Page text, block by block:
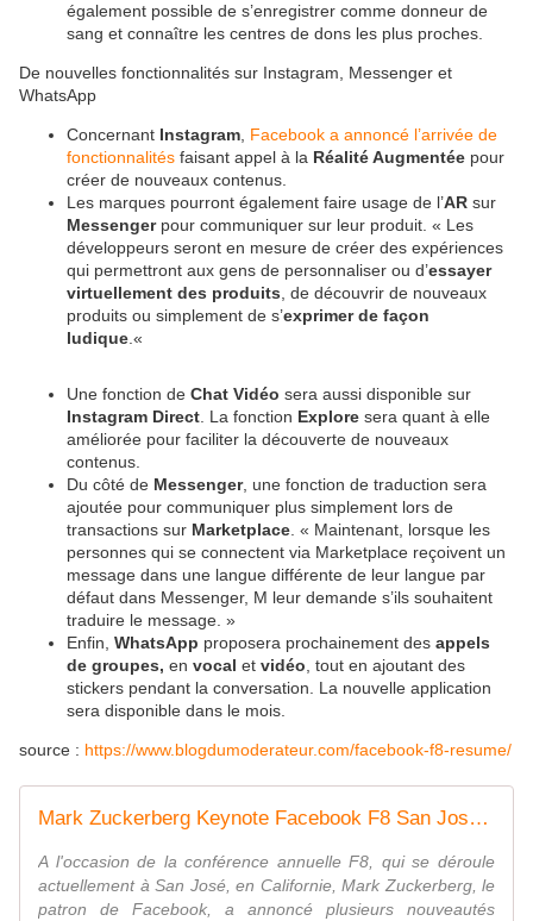
également possible de s’enregistrer comme donneur de
sang et connaître les centres de dons les plus proches.
De nouvelles fonctionnalités sur Instagram, Messenger et
WhatsApp
Concernant Instagram Facebook a annoncé l’arrivée de
fonctionnalités faisant appel à la Réalité Augmentée pour
créer de nouveaux contenus.
Les marques pourront également faire usage de l’AR sur
Messenger pour communiquer sur leur produit. « Les
développeurs seront en mesure de créer des expériences
qui permettront aux gens de personnaliser ou d’essayer
virtuellement des produits , de découvrir de nouveaux
produits ou simplement de s’exprimer de façon
ludique .«
Une fonction de Chat Vidéo sera aussi disponible sur
Instagram Direct . La fonction Explore sera quant à elle
améliorée pour faciliter la découverte de nouveaux
contenus.
Du côté de Messenger, une fonction de traduction sera
ajoutée pour communiquer plus simplement lors de
transactions sur Marketplace . « Maintenant, lorsque les
personnes qui se connectent via Marketplace reçoivent un
message dans une langue différente de leur langue par
défaut dans Messenger, M leur demande s’ils souhaitent
traduire le message. »
Enfin, WhatsApp proposera prochainement des appels
de groupes, en vocal et vidéo , tout en ajoutant des
stickers pendant la conversation. La nouvelle application
sera disponible dans le mois.
source : https://www.blogdumoderateur.com/facebook-f8-resume/
Mark Zuckerberg Keynote Facebook F8 San José April 2017 : le social VR, Places Graph, ... - OOKAWA Corp.
A l'occasion de la conférence annuelle F8, qui se déroule
actuellement à San José, en Californie, Mark Zuckerberg, le
patron de Facebook, a annoncé plusieurs nouveautés